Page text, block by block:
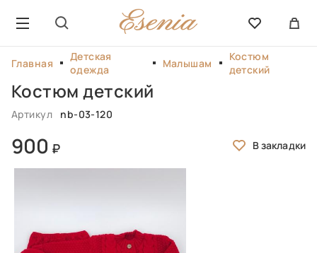
Главная
Детская
одежда
Малышам
Костюм
детский
Костюм детский
Артикул nb-03-120
900